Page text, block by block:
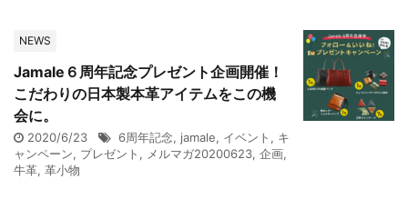
NEWS
Jamale６周年記念プレゼント企画開催！
こだわりの日本製本革アイテムをこの機
会に。
2020/6/23 6周年記念, jamale, イベント , キ
ャンペーン, プレゼント , メルマガ20200623, 企画,
牛革, 革小物